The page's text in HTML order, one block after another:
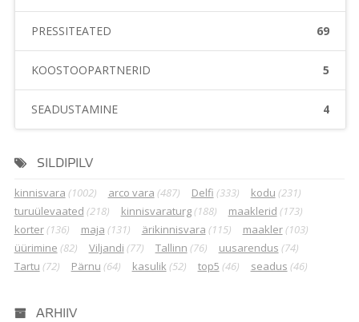
PRESSITEATED 69
KOOSTÖÖPARTNERID 5
SEADUSTAMINE 4
SILDIPILV
kinnisvara (1002) arco vara (487) Delfi (333) kodu (231)
turuülevaated (218) kinnisvaraturg(188) maaklerid (173)
korter(136) maja (131) ärikinnisvara (115) maakler(103)
üürimine (82) Viljandi (77) Tallinn (76) uusarendus (74)
Tartu (72) Pärnu (64) kasulik (52) top5 (46) seadus (46)
ARHIIV